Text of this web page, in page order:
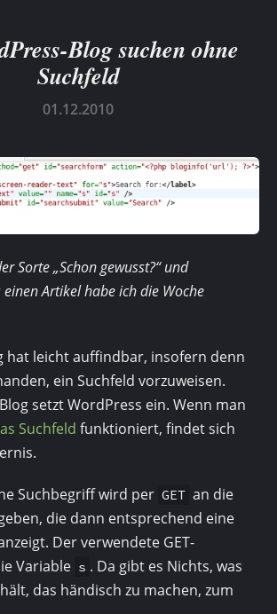
Blog suchen ohne
Suchfeld
01.12.2010
Sorte „Schon gewusst?“ und
einen Artikel habe ich die Woche
hat leicht auffindbar, insofern denn
ein Suchfeld vorzuweisen.
setzt WordPress ein. Wenn man
Suchfeld funktioniert, findet sich
Suchbegriff wird per GET an die
die dann entsprechend eine
Der verwendete GET-
Variable s . Da gibt es Nichts, was
das händisch zu machen, zum